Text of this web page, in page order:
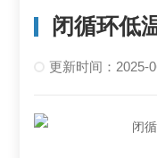
闭循环低
更新时间：2025-